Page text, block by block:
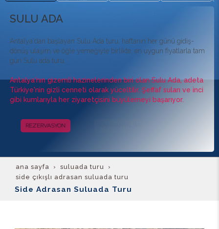
SULU ADA
Antalya'dan başlayan Sulu Ada turu, haftanın her günü gidiş-
dönüş ulaşım ve öğle yemeğiyle birlikte, en uygun fiyatlarla tam
gün Sulu ada turu.
Antalya'nın gizemli hazinelerinden biri olan Sulu Ada, adeta
Türkiye'nin gizli cenneti olarak yüceltilir. Şeffaf suları ve inci
gibi kumlarıyla her ziyaretçisini büyülemeyi başarıyor.
REZERVASYON
ana sayfa
suluada turu
side çıkışlı adrasan suluada turu
Side Adrasan Suluada Turu